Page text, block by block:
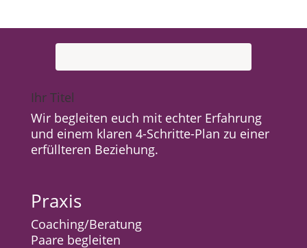
Ihr Titel
Wir begleiten euch mit echter Erfahrung
und einem klaren 4-Schritte-Plan zu einer
erfüllteren Beziehung.
Praxis
Coaching/Beratung
Paare begleiten